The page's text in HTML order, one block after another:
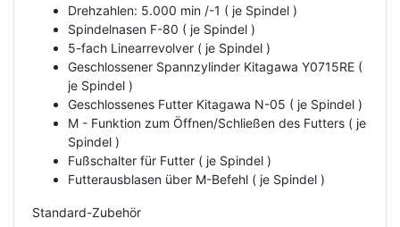
Drehzahlen: 5.000 min /-1 ( je Spindel )
Spindelnasen F-80 ( je Spindel )
5-fach Linearrevolver ( je Spindel )
Geschlossener Spannzylinder Kitagawa Y0715RE (
je Spindel )
Geschlossenes Futter Kitagawa N-05 ( je Spindel )
M - Funktion zum Öffnen/Schließen des Futters ( je
Spindel )
Fußschalter für Futter ( je Spindel )
Futterausblasen über M-Befehl ( je Spindel )
Standard-Zubehör